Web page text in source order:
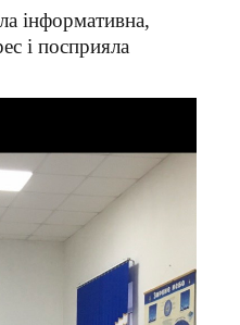
інформативна,
і посприяла